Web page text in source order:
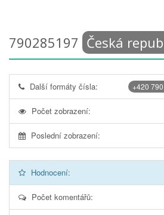
790285197 Česká
+420
Další formáty čísla:
Počet zobrazení:
Poslední zobrazení:
Hodnocení:
Počet komentářů: